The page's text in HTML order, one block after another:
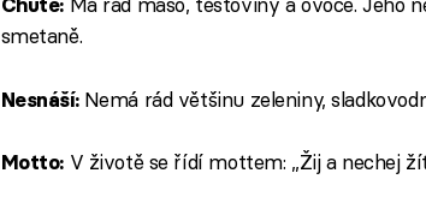
Chutě:
smetaně.
Nesnáší: Nemá rád většinu zeleniny,
Motto: V životě se řídí mottem: „Žij a nechej